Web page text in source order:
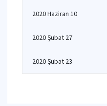
2020 Haziran 10
2020 Şubat 27
2020 Şubat 23